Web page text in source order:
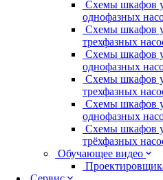
Схемы шкафов
однофазных
Схемы шкафов
трехфазных
Схемы шкафов
однофазных
Схемы шкафов
трехфазных
Схемы шкафов
однофазных
Схемы шкафов
трёхфазных
Обучающее видео